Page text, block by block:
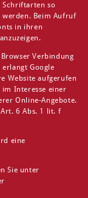
Schriftarten so
werden. Beim Aufruf
in ihren
Verbindung
Google
Website aufgerufen
im Interesse einer
Online-Angebote.
6 Abs. 1 lit. f
eine
Sie unter